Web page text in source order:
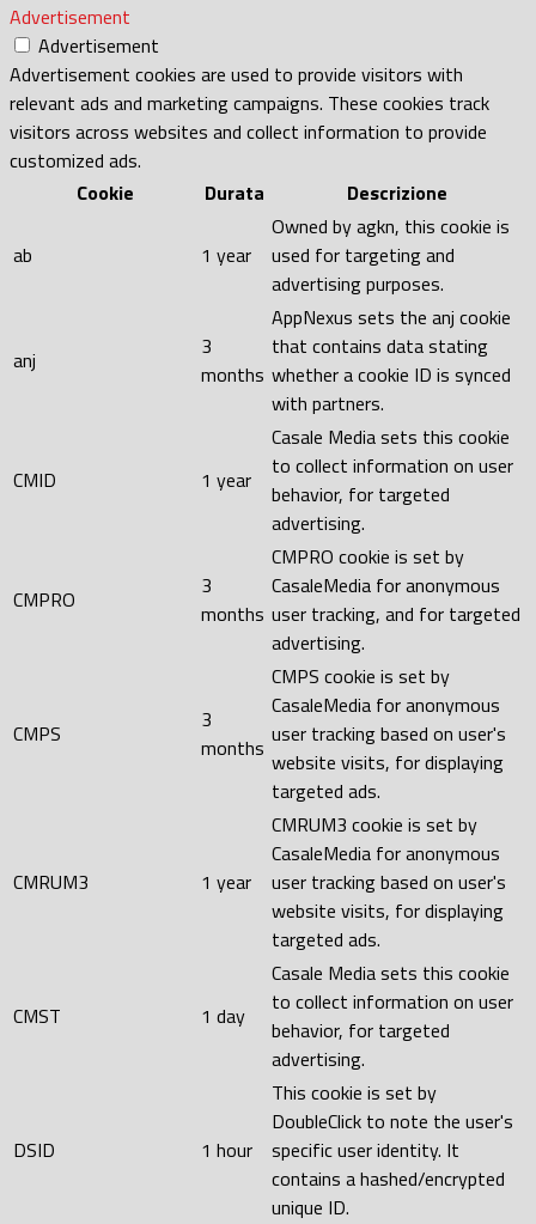
Advertisement
Advertisement
Advertisement cookies are used to provide visitors with
relevant ads and marketing campaigns. These cookies track
visitors across websites and collect information to provide
customized ads.
Cookie
Durata Descrizione
ab 1 year
Owned by agkn, this cookie is
used for targeting and
advertising purposes.
anj
3
months
AppNexus sets the anj cookie
that contains data stating
whether a cookie ID is synced
with partners.
CMID 1 year
Casale Media sets this cookie
to collect information on user
behavior, for targeted
advertising.
CMPRO
3
months
CMPRO cookie is set by
CasaleMedia for anonymous
user tracking, and for targeted
advertising.
CMPS
3
months
CMPS cookie is set by
CasaleMedia for anonymous
user tracking based on user's
website visits, for displaying
targeted ads.
CMRUM3 1 year
CMRUM3 cookie is set by
CasaleMedia for anonymous
user tracking based on user's
website visits, for displaying
targeted ads.
CMST 1 day
Casale Media sets this cookie
to collect information on user
behavior, for targeted
advertising.
DSID 1 hour
This cookie is set by
DoubleClick to note the user's
specific user identity. It
contains a hashed/encrypted
unique ID.